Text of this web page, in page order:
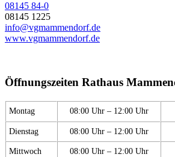
08145 84-0
08145 1225
info@vgmammendorf.de
www.vgmammendorf.de
Öffnungszeiten Rathaus
Montag 08:00 Uhr – 12:00 Uhr
Dienstag 08:00 Uhr – 12:00 Uhr
Mittwoch 08:00 Uhr – 12:00 Uhr